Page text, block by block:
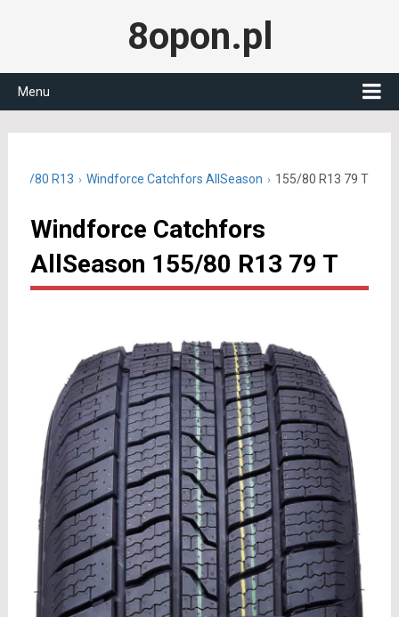
8opon.pl
Menu
155/80 R13 Windforce Catchfors AllSeason 155/80 R13 79 T
Windforce Catchfors
AllSeason 155/80 R13 79 T